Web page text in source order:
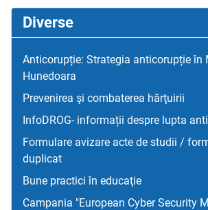
Diverse
Anticorupție: Strategia anticorupție în
Hunedoara
Prevenirea şi combaterea hărţuirii
InfoDROG- informații despre lupta
Formulare avizare acte de studii /
duplicat
Bune practici în educaţie
Campania "European Cyber Security